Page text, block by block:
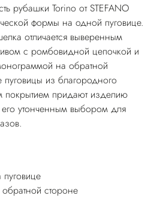
рубашки Torino от STEFANO
формы на одной пуговице.
отличается выверенным
с ромбовидной цепочкой и
на обратной
из благородного
покрытием придают изделию
утонченным выбором для
стороне